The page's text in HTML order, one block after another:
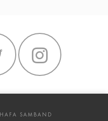
HAFA SAMBAND